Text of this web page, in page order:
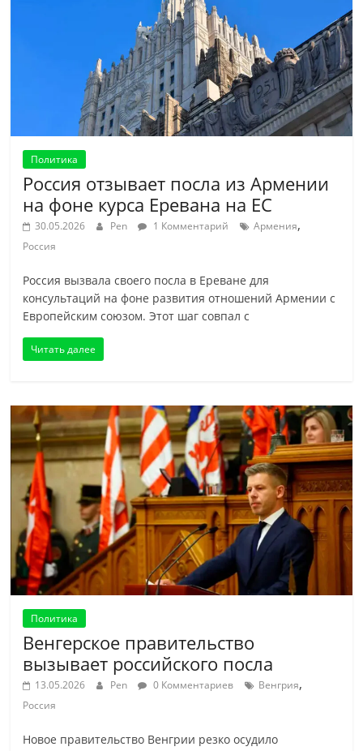
Политика
Россия отзывает посла из Армении
на фоне курса Еревана на ЕС
30.05.2026 Pen 1 Комментарий Армения,
Россия
Россия вызвала своего посла в Ереване для
консультаций на фоне развития отношений Армении с
Европейским союзом. Этот шаг совпал с
Читать далее
Политика
Венгерское правительство
вызывает российского посла
13.05.2026 Pen 0 Комментариев Венгрия,
Россия
Новое правительство Венгрии резко осудило